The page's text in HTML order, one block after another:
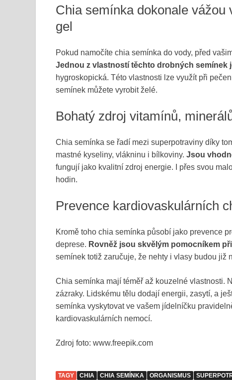
Chia semínka dokonale vážou
gel
Pokud namočíte chia semínka do vody, před
Jednou z vlastností těchto drobných semínek
hygroskopická. Této vlastnosti lze využít při
semínek můžete vyrobit želé.
Bohatý zdroj vitamínů,
Chia semínka se řadí mezi superpotraviny díky
mastné kyseliny, vlákninu i bílkoviny. Jsou
fungují jako kvalitní zdroj energie. I přes svou
hodin.
Prevence kardiovaskulárních
Kromě toho chia semínka působí jako prevence
deprese. Rovněž jsou skvělým pomocníkem
semínek totiž zaručuje, že nehty i vlasy budou již
Chia semínka mají téměř až kouzelné vlastnosti.
zázraky. Lidskému tělu dodají energii, zasytí, a
semínka vyskytovat ve vašem jídelníčku
kardiovaskulárních nemocí.
Zdroj foto: www.freepik.com
TAGY CHIA CHIA SEMÍNKA ORGANISMUS